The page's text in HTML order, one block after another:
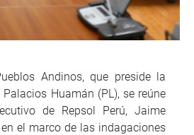
Andinos, que preside la
Huamán (PL), se reúne
de Repsol Perú, Jaime
en el marco de las indagaciones